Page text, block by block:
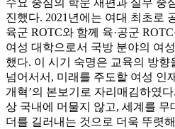
수요 중심의 학문 재편과 실무 중
진했다. 2021년에는 여대 최초로
육군 ROTC와 함께 육·공군
여성 대학으로서 국방 분야의 여
했다. 이 시기 숙명은 교육의 방
넘어서서, 미래를 주도할 여성 인
개혁’의 본보기로 자리매김하였
상 국내에 머물지 않고, 세계를 무
더를 길러내는 것으로 더욱 뚜렷